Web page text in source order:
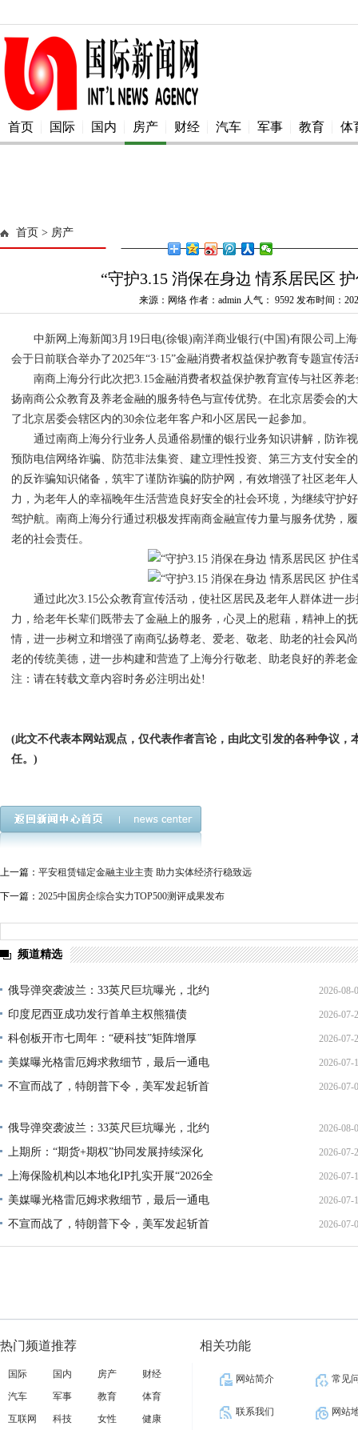
首页 国际 国内 房产 财经 汽车 军事 教育 体
首页 > 房产
“守护3.15 消保在身边 情系居民区
来源：网络 作者：admin 人气： 9592 发布时间：
中新网上海新闻3月19日电(徐银)南洋商业银行(中国)有限公司上海
会于日前联合举办了2025年“3·15”金融消费者权益保护教育专题宣传活
南商上海分行此次把3.15金融消费者权益保护教育宣传与社区养老
扬南商公众教育及养老金融的服务特色与宣传优势。在北京居委会的
了北京居委会辖区内的30余位老年客户和小区居民一起参加。
通过南商上海分行业务人员通俗易懂的银行业务知识讲解，防诈
预防电信网络诈骗、防范非法集资、建立理性投资、第三方支付安全
的反诈骗知识储备，筑牢了谨防诈骗的防护网，有效增强了社区老年
力，为老年人的幸福晚年生活营造良好安全的社会环境，为继续守护
驾护航。南商上海分行通过积极发挥南商金融宣传力量与服务优势，
老的社会责任。
通过此次3.15公众教育宣传活动，使社区居民及老年人群体进一步
力，给老年长辈们既带去了金融上的服务，心灵上的慰藉，精神上的
情，进一步树立和增强了南商弘扬尊老、爱老、敬老、助老的社会风
老的传统美德，进一步构建和营造了上海分行敬老、助老良好的养老
注：请在转载文章内容时务必注明出处!
(此文不代表本网站观点，仅代表作者言论，由此文引发的各种争议，
任。)
上一篇： 平安租赁锚定金融主业主责 助力实体经济行稳致远
下一篇： 2025中国房企综合实力TOP500测评成果发布
频道精选
俄导弹突袭波兰：33英尺巨坑曝光，北约 2026-08-
印度尼西亚成功发行首单主权熊猫债 2026-07-
科创板开市七周年：“硬科技”矩阵增厚 2026-07-
美媒曝光格雷厄姆求救细节，最后一通电 2026-07-
不宣而战了，特朗普下令，美军发起斩首 2026-07-
俄导弹突袭波兰：33英尺巨坑曝光，北约 2026-08-
上期所：“期货+期权”协同发展持续深化 2026-07-
上海保险机构以本地化IP扎实开展“2026全 2026-07-
美媒曝光格雷厄姆求救细节，最后一通电 2026-07-
不宣而战了，特朗普下令，美军发起斩首 2026-07-
热门频道推荐
国际 国内 房产
财经
汽车
军事 教育
体育
互联网
科技 女性 健康
相关功能
网站简介 常见
联系我们 网站